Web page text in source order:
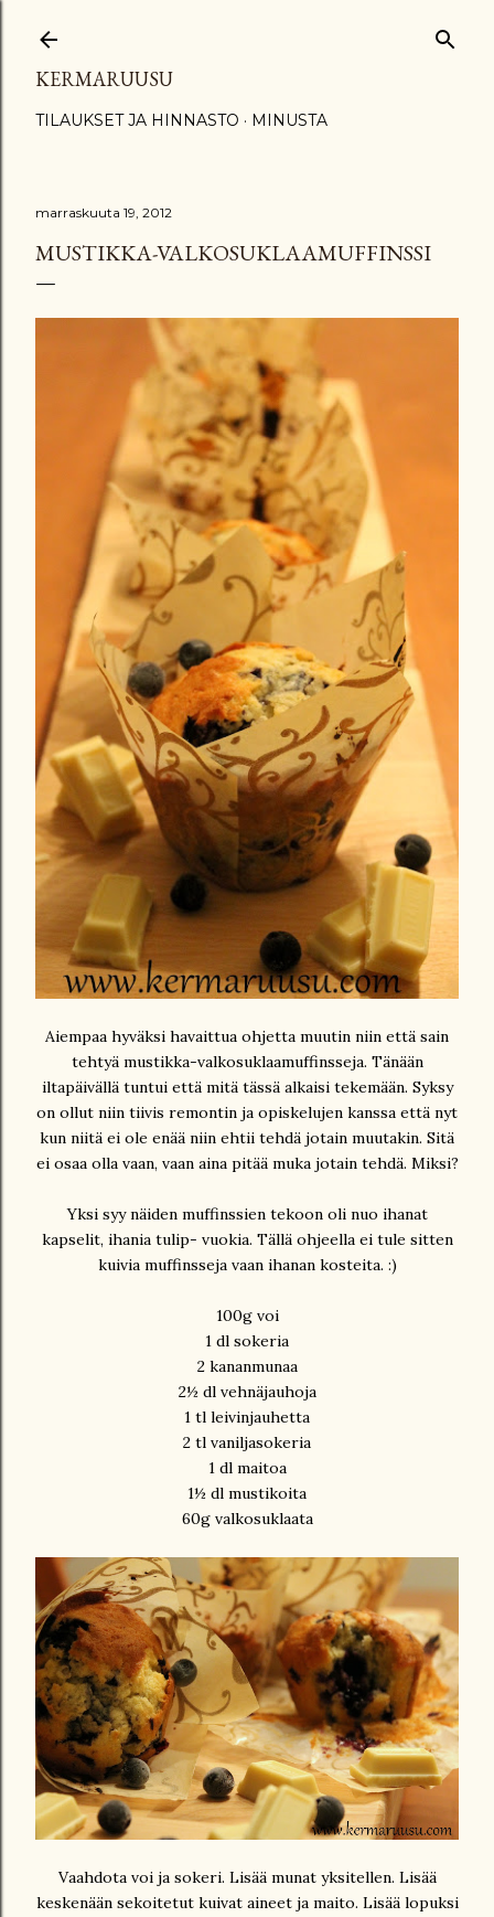
KERMARUUSU
TILAUKSET JA HINNASTO MINUSTA
marraskuuta 19, 2012
MUSTIKKA-VALKOSUKLAAMUFFINSSI
Aiempaa hyväksi havaittua ohjetta muutin niin että sain
tehtyä mustikka-valkosuklaamuffinsseja. Tänään
iltapäivällä tuntui että mitä tässä alkaisi tekemään. Syksy
on ollut niin tiivis remontin ja opiskelujen kanssa että nyt
kun niitä ei ole enää niin ehtii tehdä jotain muutakin. Sitä
ei osaa olla vaan, vaan aina pitää muka jotain tehdä. Miksi?
Yksi syy näiden muffinssien tekoon oli nuo ihanat
kapselit, ihania tulip- vuokia. Tällä ohjeella ei tule sitten
kuivia muffinsseja vaan ihanan kosteita. :)
100g voi
1 dl sokeria
2 kananmunaa
2½ dl vehnäjauhoja
1 tl leivinjauhetta
2 tl vaniljasokeria
1 dl maitoa
1½ dl mustikoita
60g valkosuklaata
Vaahdota voi ja sokeri. Lisää munat yksitellen. Lisää
keskenään sekoitetut kuivat aineet ja maito. Lisää lopuksi